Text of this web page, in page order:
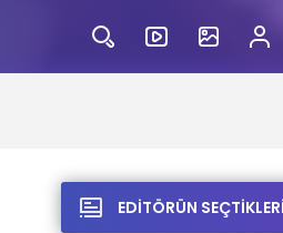
EDİTÖRÜN SEÇTİKLERİ